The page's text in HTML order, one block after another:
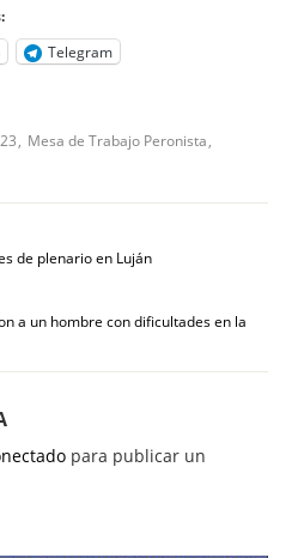
Telegram
Mesa de Trabajo Peronista
de plenario en Luján
a un hombre con dificultades en la
para publicar un